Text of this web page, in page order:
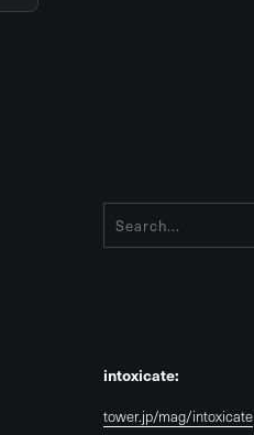
intoxicate:
tower.jp/mag/intoxicate